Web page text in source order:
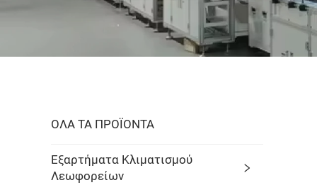
ΟΛΑ ΤΑ ΠΡΟΪΟΝΤΑ
Εξαρτήματα Κλιματισμού
Λεωφορείων